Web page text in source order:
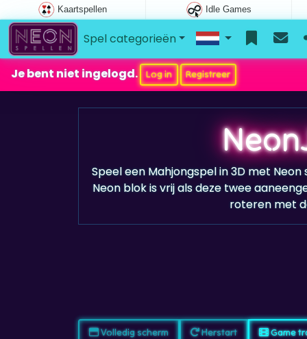
Kaartspellen Idle Games
Spel categorieën
Je bent niet ingelogd. Log in Registreer
Speel een Mahjongspel in 3D met
Neon blok is vrij als deze twee
roteren met
Volledig scherm Herstart Game